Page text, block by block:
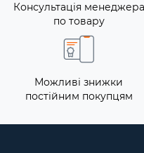
Консультація менеджера
по товару
Можливі знижки
постійним покупцям